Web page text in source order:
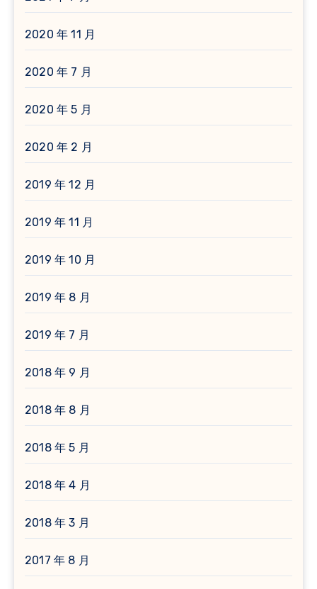
2020 年 11 月
2020 年 7 月
2020 年 5 月
2020 年 2 月
2019 年 12 月
2019 年 11 月
2019 年 10 月
2019 年 8 月
2019 年 7 月
2018 年 9 月
2018 年 8 月
2018 年 5 月
2018 年 4 月
2018 年 3 月
2017 年 8 月